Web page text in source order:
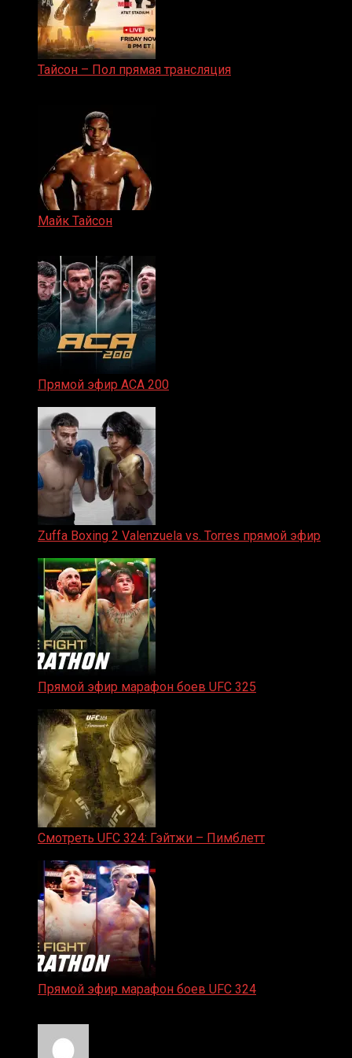
Тайсон – Пол прямая трансляция
Майк Тайсон
Прямой эфир ACA 200
Zuffa Boxing 2 Valenzuela vs. Torres прямой эфир
Прямой эфир марафон боев UFC 325
Смотреть UFC 324: Гэйтжи – Пимблетт
Прямой эфир марафон боев UFC 324